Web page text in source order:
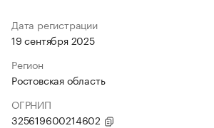
Дата регистрации
19 сентября 2025
Регион
Ростовская область
ОГРНИП
325619600214602